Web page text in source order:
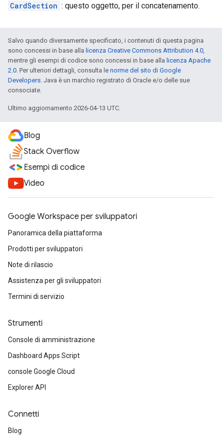
CardSection : questo oggetto, per il concatenamento.
Salvo quando diversamente specificato, i contenuti di questa pagina
sono concessi in base alla licenza Creative Commons Attribution 4.0,
mentre gli esempi di codice sono concessi in base alla licenza Apache
2.0. Per ulteriori dettagli, consulta le norme del sito di Google
Developers. Java è un marchio registrato di Oracle e/o delle sue
consociate.
Ultimo aggiornamento 2026-04-13 UTC.
Blog
Stack Overflow
Esempi di codice
Video
Google Workspace per sviluppatori
Panoramica della piattaforma
Prodotti per sviluppatori
Note di rilascio
Assistenza per gli sviluppatori
Termini di servizio
Strumenti
Console di amministrazione
Dashboard Apps Script
console Google Cloud
Explorer API
Connetti
Blog